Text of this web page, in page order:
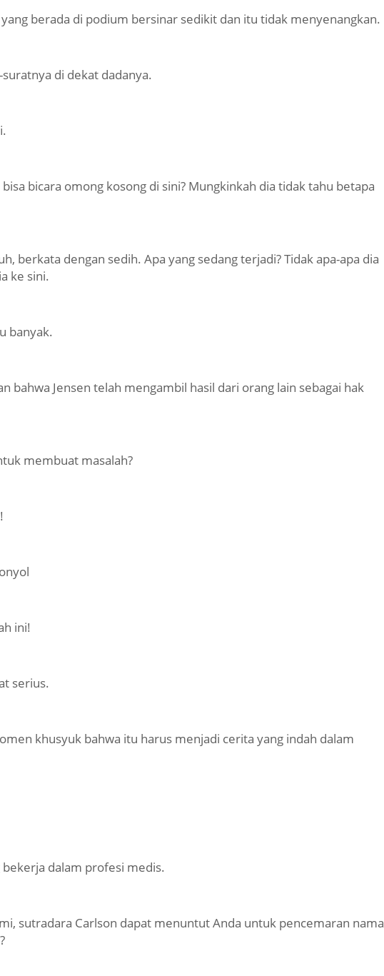
yang berada di podium bersinar sedikit dan itu tidak menyenangkan.
di dekat dadanya.
bisa bicara omong kosong di sini? Mungkinkah dia tidak tahu betapa
berkata dengan sedih. Apa yang sedang terjadi? Tidak apa-apa dia
ke sini.
banyak.
bahwa Jensen telah mengambil hasil dari orang lain sebagai hak
membuat masalah?
ini!
serius.
khusyuk bahwa itu harus menjadi cerita yang indah dalam
dalam profesi medis.
sutradara Carlson dapat menuntut Anda untuk pencemaran nama